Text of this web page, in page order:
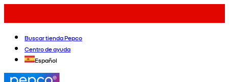
Buscar tienda Pepco
Centro de ayuda
Español